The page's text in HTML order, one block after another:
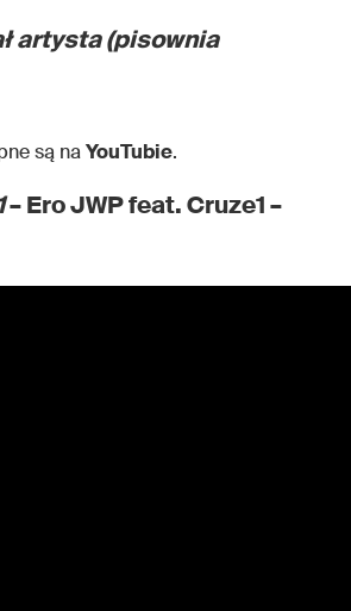
artysta (pisownia
są naYouTubie.
– Ero JWP feat. Cruze1 –